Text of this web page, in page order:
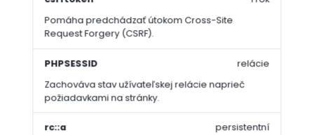
Pomáha predchádzať útokom Cross-Site
Request Forgery (CSRF).
PHPSESSID
Zachováva stav užívateľskej relácie naprieč
požiadavkami na stránky.
relácie
rc::a
persistentní